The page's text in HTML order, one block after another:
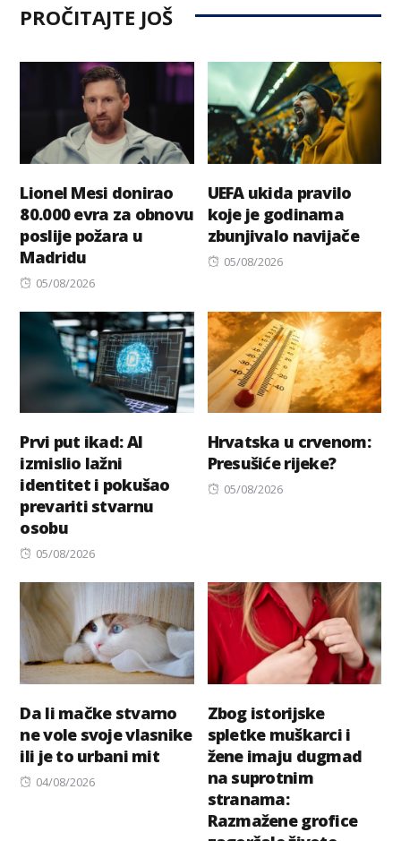
PROČITAJTE JOŠ
Lionel Mesi donirao
80.000 evra za obnovu
poslije požara u
Madridu
Posted
05/08/2026
UEFA ukida pravilo
koje je godinama
zbunjivalo navijače
Posted
05/08/2026
Prvi put ikad: AI
izmislio lažni
identitet i pokušao
prevariti stvarnu
osobu
Posted
05/08/2026
Hrvatska u crvenom:
Presušiće rijeke?
Posted
05/08/2026
Da li mačke stvarno
ne vole svoje vlasnike
ili je to urbani mit
Posted
04/08/2026
Zbog istorijske
spletke muškarci i
žene imaju dugmad
na suprotnim
stranama:
Razmažene grofice